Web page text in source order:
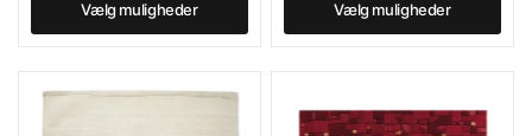
Vælg muligheder Vælg muligheder